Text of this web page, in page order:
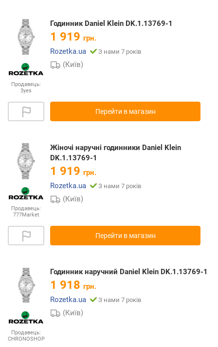
Продавець:
3yes
Годинник Daniel Klein DK.1.13769-1
1 919 грн.
Rozetka.ua
З нами 7 років
(Київ)
Перейти в магазин
Продавець:
777Market
Жіночі наручні годинники Daniel Klein
DK.1.13769-1
1 919 грн.
Rozetka.ua
З нами 7 років
(Київ)
Перейти в магазин
Продавець:
CHRONOSHOP
Годинник наручний Daniel Klein DK.1.13769-1
1 918 грн.
Rozetka.ua
З нами 7 років
(Київ)